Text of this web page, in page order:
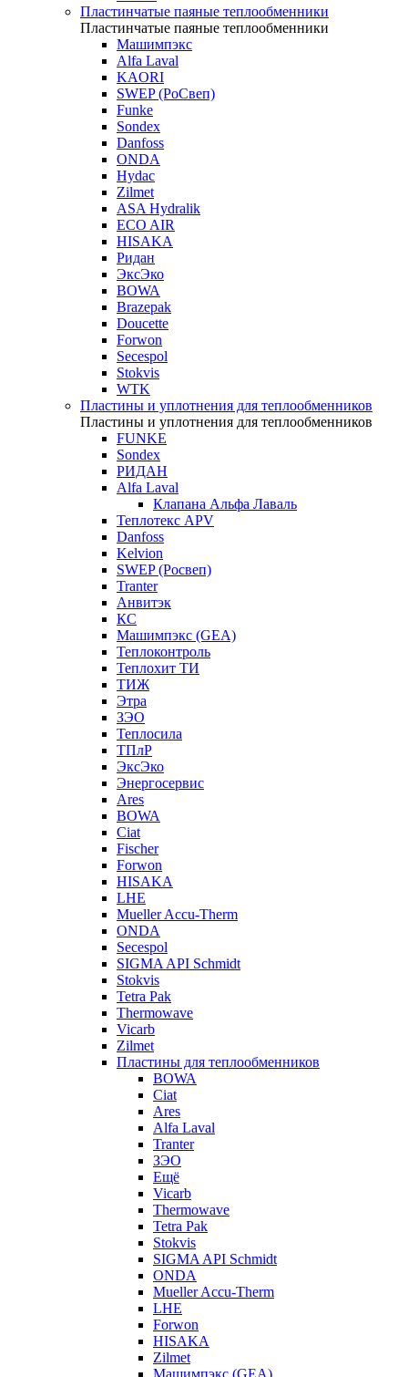
Пластинчатые паяные теплообменники
Пластинчатые паяные теплообменники
Машимпэкс
Alfa Laval
KAORI
SWEP (РоСвеп)
Funke
Sondex
Danfoss
ONDA
Hydac
Zilmet
ASA Hydralik
ECO AIR
HISAKA
Ридан
ЭксЭко
BOWA
Brazepak
Doucette
Forwon
Secespol
Stokvis
WTK
Пластины и уплотнения для теплообменников
Пластины и уплотнения для теплообменников
FUNKE
Sondex
РИДАН
Alfa Laval
Клапана Альфа Лаваль
Теплотекс APV
Danfoss
Kelvion
SWEP (Росвеп)
Tranter
Анвитэк
КС
Машимпэкс (GEA)
Теплоконтроль
Теплохит ТИ
ТИЖ
Этра
ЗЭО
Теплосила
ТПлР
ЭксЭко
Энергосервис
Ares
BOWA
Ciat
Fischer
Forwon
HISAKA
LHE
Mueller Accu-Therm
ONDA
Secespol
SIGMA API Schmidt
Stokvis
Tetra Pak
Thermowave
Vicarb
Zilmet
Пластины для теплообменников
BOWA
Ciat
Ares
Alfa Laval
Tranter
ЗЭО
Ещё
Vicarb
Thermowave
Tetra Pak
Stokvis
SIGMA API Schmidt
ONDA
Mueller Accu-Therm
LHE
Forwon
HISAKA
Zilmet
Машимпэкс (GEA)